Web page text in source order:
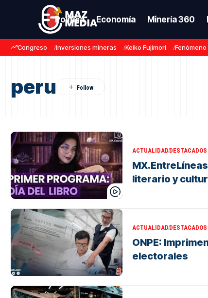
Política Economía Minería 360
Congreso Inversiones mineras Keiko Fujimori Fenómeno
peru
ACTUALIDADDESTACADOS
literario y
ACTUALIDADDESTACADOS
ONPE:
electorales